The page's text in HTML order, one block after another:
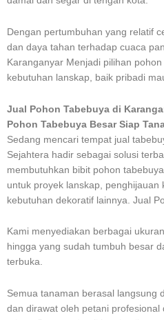
Dengan pertumbuhan yang relatif
dan daya tahan terhadap cuaca
Karanganyar Menjadi pilihan
kebutuhan lanskap, baik pribadi
Jual Pohon Tabebuya di
Pohon Tabebuya Besar Siap
Sedang mencari tempat jual
Sejahtera hadir sebagai solusi
membutuhkan bibit pohon
untuk proyek lanskap, penghijauan
kebutuhan dekoratif lainnya. Jual
Kami menyediakan berbagai
hingga yang sudah tumbuh besar
terbuka.
Semua tanaman berasal langsung
dan dirawat oleh petani